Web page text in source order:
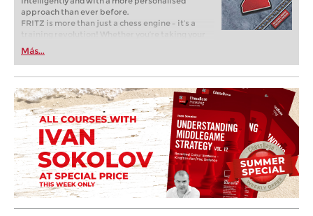
approach than ever before.
FRITZ is more than just a chess engine – it’s a
training revolution! Whether you’re taking your
first steps into the world of club chess, or already
playing at a tournament level: with FRITZ, you can
train more efficiently, intelligently and with a
more personalised approach than ever before.
Más...